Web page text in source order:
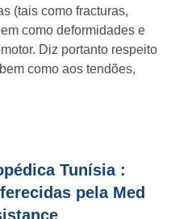
(tais como fracturas,
como deformidades e
Diz portanto respeito
como aos tendões,
Tunísia :
pela Med